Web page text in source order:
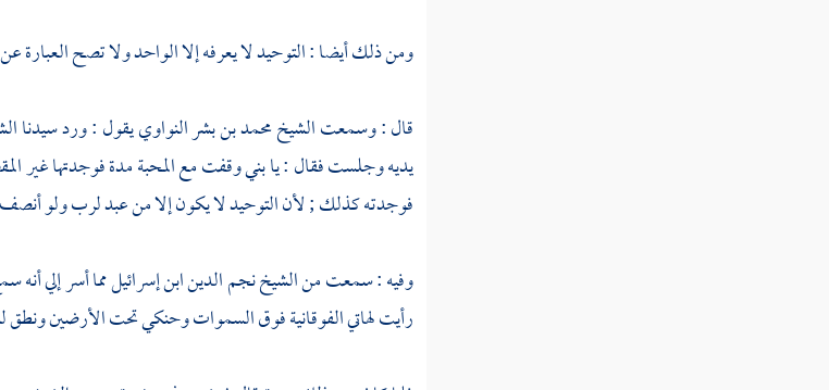
ومن ذلك أيضا : التوحيد لا يعرفه إلا الواحد ولا تصح العبارة
قال : وسمعتالشيخ محمد بن بشر النواوييقول : ورد سيدنا
يديه وجلست فقال : يا بني وقفت مع المحبة مدة فوجدتها غير
فوجدته كذلك ; لأن التوحيد لا يكون إلا من عبد لرب ولو أنصف
وفيه : سمعت منالشيخ نجم الدين ابن إسرائيلمما أسر إلي أنه
رأيت لهاتي الفوقانية فوق السموات وحنكي تحت الأرضين